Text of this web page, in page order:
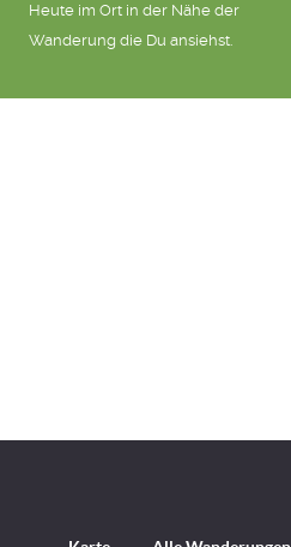
Heute im Ort in der Nähe der
Wanderung die Du ansiehst.